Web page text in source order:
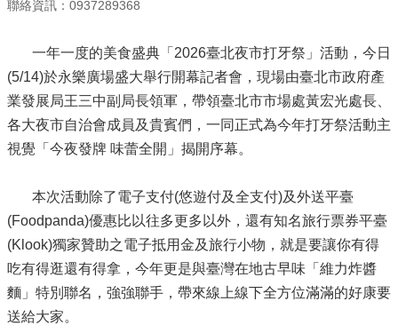
聯絡資訊：0937289368
一年一度的美食盛典「2026臺北夜市打牙祭」活動，今日
(5/14)於永樂廣場盛大舉行開幕記者會，現場由臺北市政府產
業發展局王三中副局長領軍，帶領臺北市市場處黃宏光處長、
各大夜市自治會成員及貴賓們，一同正式為今年打牙祭活動主
視覺「今夜發牌 味蕾全開」揭開序幕。
本次活動除了電子支付(悠遊付及全支付)及外送平臺
(Foodpanda)優惠比以往多更多以外，還有知名旅行票券平臺
(Klook)獨家贊助之電子抵用金及旅行小物，就是要讓你有得
吃有得逛還有得拿，今年更是與臺灣在地古早味「維力炸醬
麵」特別聯名，強強聯手，帶來線上線下全方位滿滿的好康要
送給大家。